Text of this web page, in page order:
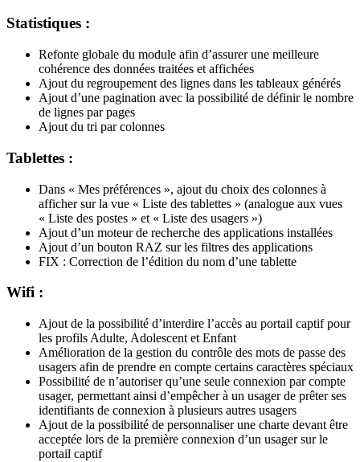
Statistiques :
Refonte globale du module afin d’assurer une meilleure
cohérence des données traitées et affichées
Ajout du regroupement des lignes dans les tableaux générés
Ajout d’une pagination avec la possibilité de définir le nombre
de lignes par pages
Ajout du tri par colonnes
Tablettes :
Dans « Mes préférences », ajout du choix des colonnes à
afficher sur la vue « Liste des tablettes » (analogue aux vues
« Liste des postes » et « Liste des usagers »)
Ajout d’un moteur de recherche des applications installées
Ajout d’un bouton RAZ sur les filtres des applications
FIX : Correction de l’édition du nom d’une tablette
Wifi :
Ajout de la possibilité d’interdire l’accès au portail captif pour
les profils Adulte, Adolescent et Enfant
Amélioration de la gestion du contrôle des mots de passe des
usagers afin de prendre en compte certains caractères spéciaux
Possibilité de n’autoriser qu’une seule connexion par compte
usager, permettant ainsi d’empêcher à un usager de prêter ses
identifiants de connexion à plusieurs autres usagers
Ajout de la possibilité de personnaliser une charte devant être
acceptée lors de la première connexion d’un usager sur le
portail captif